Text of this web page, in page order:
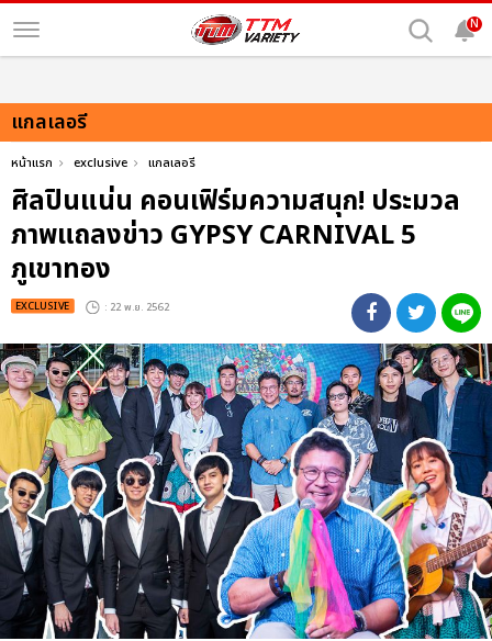
N
แกลเลอรี
หน้าแรก exclusive แกลเลอรี
ศิลปินแน่น คอนเฟิร์มความสนุก! ประมวล
ภาพแถลงข่าว GYPSY CARNIVAL 5
ภูเขาทอง
EXCLUSIVE : 22 พ.ย. 2562